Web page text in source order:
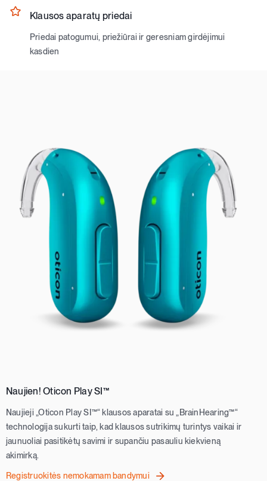
Klausos aparatų priedai
Priedai patogumui, priežiūrai ir geresniam girdėjimui
kasdien
Naujien! Oticon Play SI™
Naujieji „Oticon Play SI™“ klausos aparatai su „BrainHearing™“
technologija sukurti taip, kad klausos sutrikimų turintys vaikai ir
jaunuoliai pasitikėtų savimi ir supančiu pasauliu kiekvieną
akimirką.
Registruokitės nemokamam bandymui